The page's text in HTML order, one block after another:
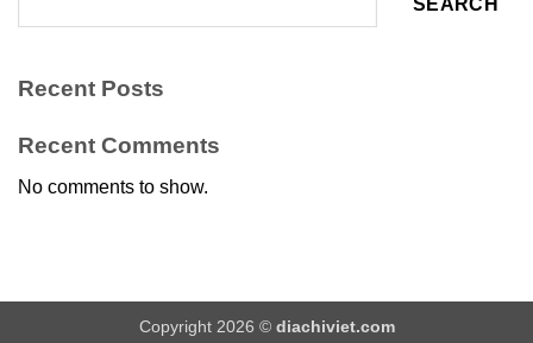
Recent Posts
Recent Comments
No comments to show.
Copyright 2026 © diachiviet.com